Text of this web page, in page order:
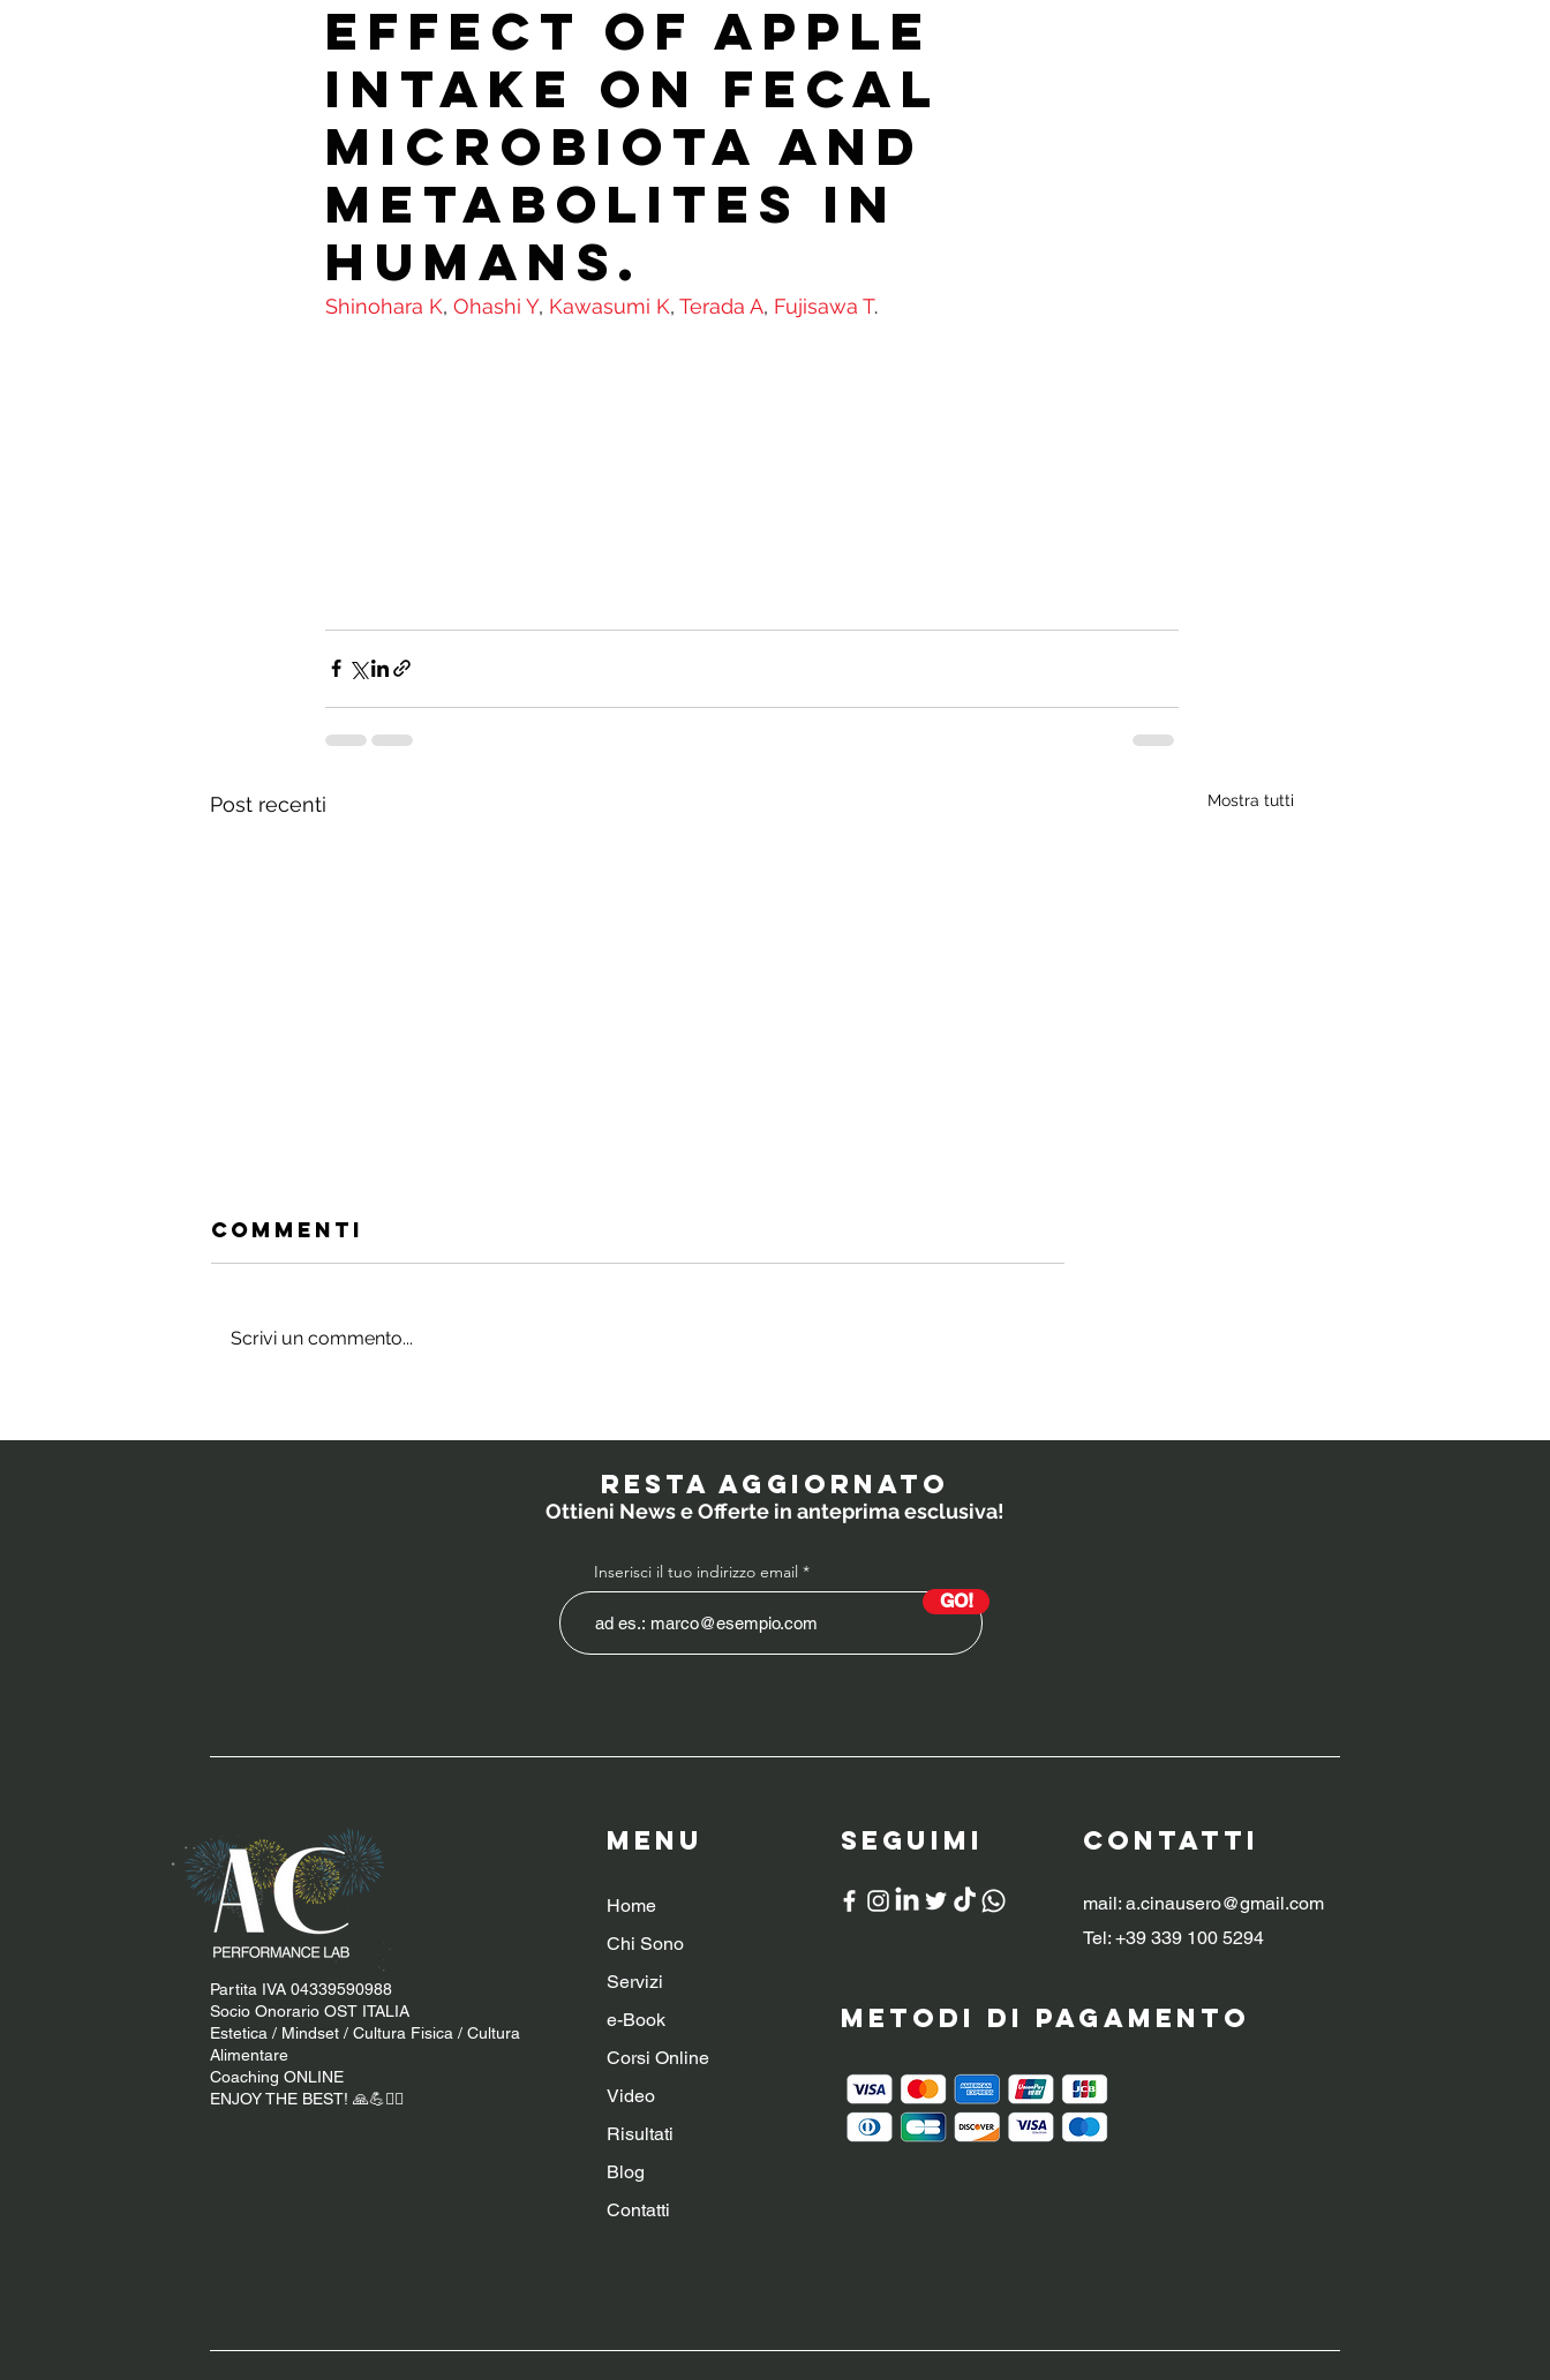
Effect of apple
intake on fecal
microbiota and
metabolites in
humans.
Shinohara K, Ohashi Y, Kawasumi K, Terada A, Fujisawa T.
Post recenti Mostra tutti
che stimolano
probiotici
medici ai
bambini?
POWERBUILDING
Commenti
Scrivi un commento...
RESTA AGGIORNATO
Ottieni News e Offerte in anteprima esclusiva!
Inserisci il tuo indirizzo email
GO!
Partita IVA 04339590988
Socio Onorario OST ITALIA
Estetica / Mindset / Cultura Fisica / Cultura
Alimentare
Coaching ONLINE
ENJOY THE BEST! 🙏​💪​​❤️‍🔥​
Menu
Home
Chi Sono
Servizi
e-Book
Corsi Online
Video
Risultati
Blog
Contatti
SeguiMI CONTATTI
mail: a.cinausero@gmail.com
Tel: +39 339 100 5294
Metodi di pagamento